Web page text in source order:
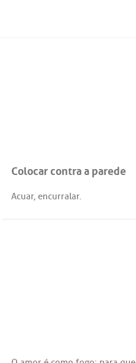
Colocar contra a parede
Acuar, encurralar.